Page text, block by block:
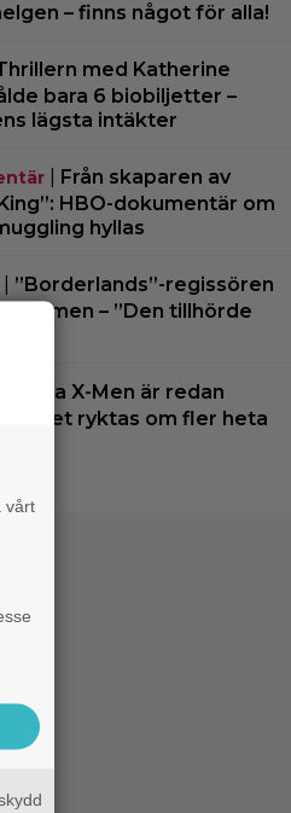
– finns något för alla!
med Katherine
bara 6 biobiljetter –
lägsta intäkter
| Från skaparen av
HBO-dokumentär om
hyllas
”Borderlands”-regissören
– ”Den tillhörde
3 nya X-Men är redan
och det ryktas om fler heta
vårt